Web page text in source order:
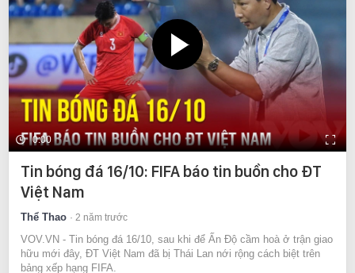
0:00
Tin bóng đá 16/10: FIFA báo tin buồn cho ĐT
Việt Nam
Thể Thao 2 năm trước
VOV.VN - Tin bóng đá 16/10, sau khi để Ấn Độ cầm hoà ở trận giao
hữu mới đây, ĐT Việt Nam đã bị Thái Lan nới rộng cách biệt trên
bảng xếp hạng FIFA.